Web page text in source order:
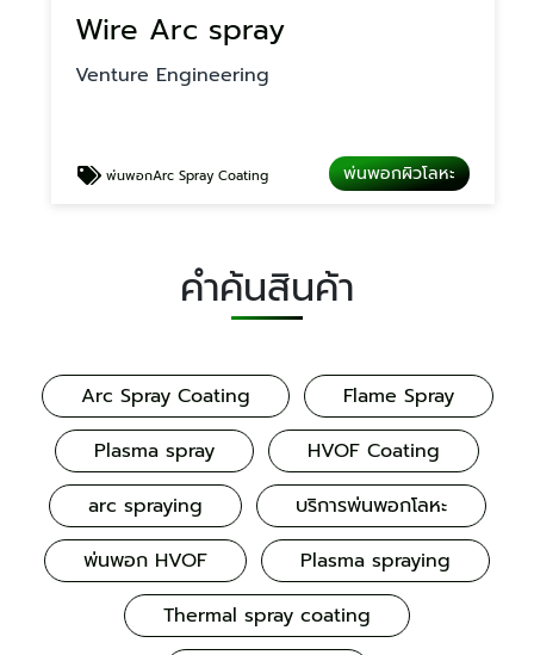
Wire Arc spray
Venture Engineering
พ่นพอกArc Spray Coating พ่นพอกผิวโลหะ
คำค้นสินค้า
Arc Spray Coating
Flame Spray
Plasma spray
HVOF Coating
arc spraying
บริการพ่นพอกโลหะ
พ่นพอก HVOF
Plasma spraying
Thermal spray coating